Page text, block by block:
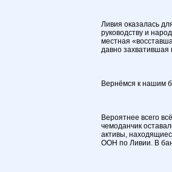
Ливия оказалась
руководству и
местная
давно
Вернёмся к нашим
Вероятнее всего
чемоданчик
активы,
ООН по Ливии. В